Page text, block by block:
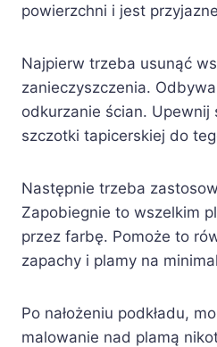
powierzchni i jest
Najpierw trzeba usunąć
zanieczyszczenia.
odkurzanie ścian. Upewnij
szczotki tapicerskiej do
Następnie trzeba
Zapobiegnie to wszelkim
przez farbę. Pomoże to
zapachy i plamy na
Po nałożeniu podkładu,
malowanie nad plamą